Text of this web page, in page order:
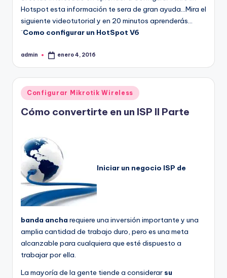
Hotspot esta información te sera de gran ayuda…Mira el
siguiente videotutorial y en 20 minutos aprenderás…
¨Como configurar un HotSpot V6
Publicado
admin enero 4, 2016
Publicado
en
Configurar Mikrotik Wireless
Cómo convertirte en un ISP II Parte
Iniciar un negocio ISP de
banda ancha requiere una inversión importante y una
amplia cantidad de trabajo duro, pero es una meta
alcanzable para cualquiera que esté dispuesto a
trabajar por ella.
La mayoría de la gente tiende a considerar su